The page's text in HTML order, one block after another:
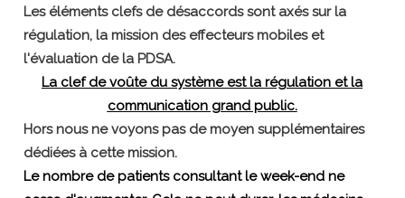
Les éléments clefs de désaccords sont axés sur la
régulation, la mission des effecteurs mobiles et
l'évaluation de la PDSA.
La clef de voûte du système est la régulation et la
communication grand public.
Hors nous ne voyons pas de moyen supplémentaires
dédiées à cette mission.
Le nombre de patients consultant le week-end ne